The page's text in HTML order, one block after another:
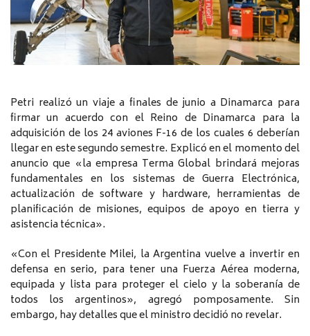
Petri realizó un viaje a finales de junio a Dinamarca para
firmar un acuerdo con el Reino de Dinamarca para la
adquisición de los 24 aviones F-16 de los cuales 6 deberían
llegar en este segundo semestre. Explicó en el momento del
anuncio que «la empresa Terma Global brindará mejoras
fundamentales en los sistemas de Guerra Electrónica,
actualización de software y hardware, herramientas de
planificación de misiones, equipos de apoyo en tierra y
asistencia técnica».
«Con el Presidente Milei, la Argentina vuelve a invertir en
defensa en serio, para tener una Fuerza Aérea moderna,
equipada y lista para proteger el cielo y la soberanía de
todos los argentinos», agregó pomposamente. Sin
embargo, hay detalles que el ministro decidió no revelar.